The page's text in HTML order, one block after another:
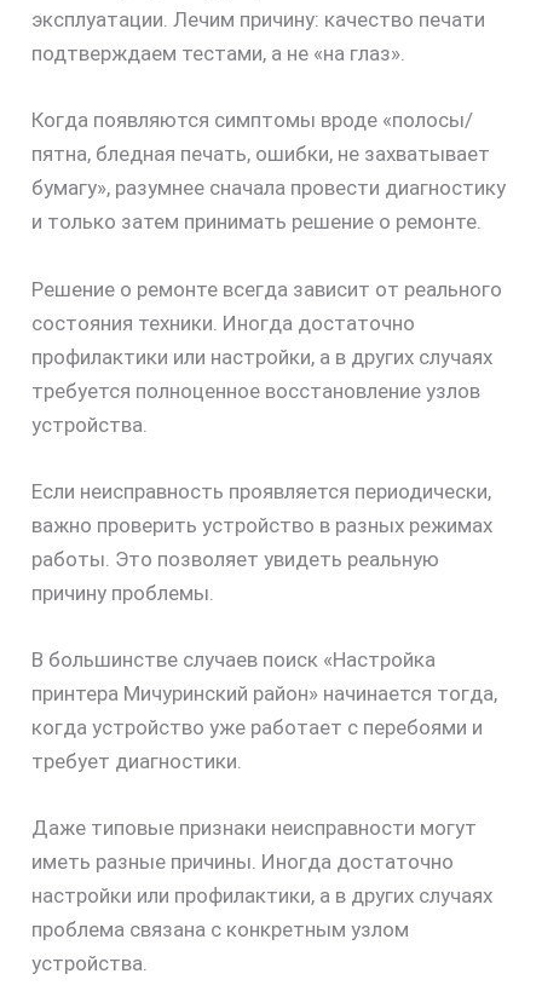
эксплуатации. Лечим причину: качество печати
подтверждаем тестами, а не «на глаз».
Когда появляются симптомы вроде «полосы/
пятна, бледная печать, ошибки, не захватывает
бумагу», разумнее сначала провести диагностику
и только затем принимать решение о ремонте.
Решение о ремонте всегда зависит от реального
состояния техники. Иногда достаточно
профилактики или настройки, а в других случаях
требуется полноценное восстановление узлов
устройства.
Если неисправность проявляется периодически,
важно проверить устройство в разных режимах
работы. Это позволяет увидеть реальную
причину проблемы.
В большинстве случаев поиск «Настройка
принтера Мичуринский район» начинается тогда,
когда устройство уже работает с перебоями и
требует диагностики.
Даже типовые признаки неисправности могут
иметь разные причины. Иногда достаточно
настройки или профилактики, а в других случаях
проблема связана с конкретным узлом
устройства.
скидку
30%